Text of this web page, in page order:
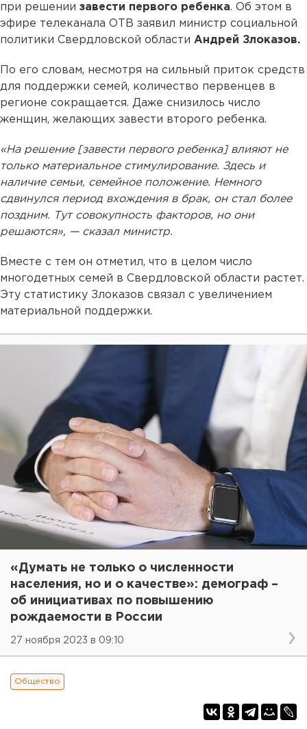
при решении завести первого ребенка. Об этом в
эфире телеканала ОТВ заявил министр социальной
политики Свердловской области Андрей Злоказов.
По его словам, несмотря на сильный приток средств
для поддержки семей, количество первенцев в
регионе сокращается. Даже снизилось число
женщин, желающих завести второго ребенка.
«На решение [завести первого ребенка] влияют не
только материальное стимулирование. Здесь и
наличие семьи, семейное положение. Немного
сдвинулся период вхождения в брак, он стал более
поздним. Тут совокупность факторов, но они
решаются», — сказал министр.
Вместе с тем он отметил, что в целом число
многодетных семей в Свердловской области растет.
Эту статистику Злоказов связал с увеличением
материальной поддержки.
«Думать не только о численности
населения, но и о качестве»: демограф –
об инициативах по повышению
рождаемости в России
27 ноября 2023 в 09:10
Общество